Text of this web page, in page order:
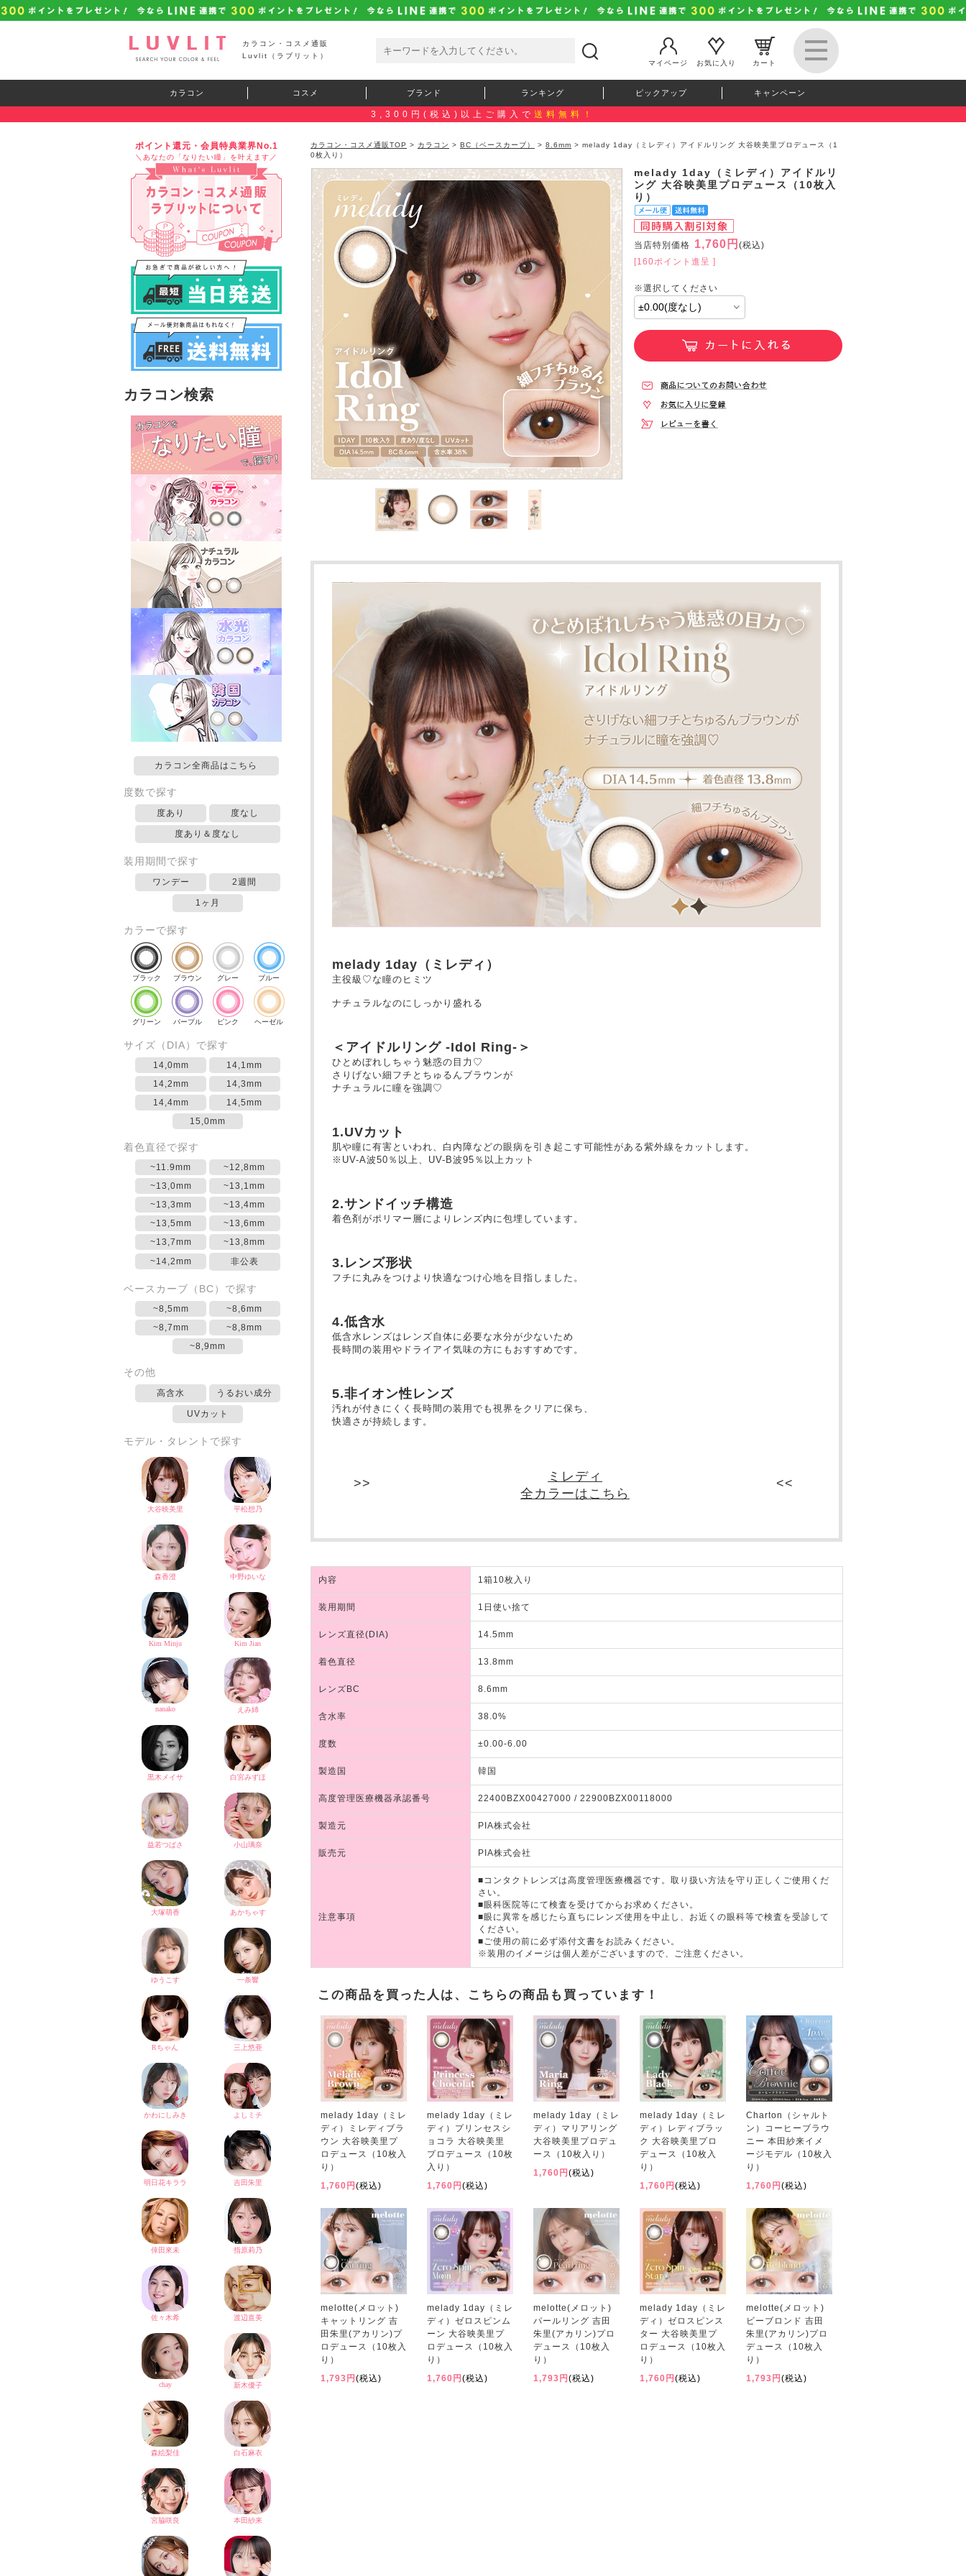
カラコン・コスメ通販
Luvlit（ラブリット）
マイページ
お気に入り カート
カラコン コスメ ブランド ランキング ピックアップ キャンペーン
3,300円(税込)以上ご購入で 送料無料！
ポイント還元・会員特典業界No.1
＼あなたの「なりたい瞳」を叶えます／
カラコン検索
カラコン全商品はこちら
度数で探す
度あり 度なし
度あり＆度なし
装用期間で探す
ワンデー 2週間
1ヶ月
カラーで探す
ブラック ブラウン グレー ブルー
グリーン パープル ピンク ヘーゼル
サイズ（DIA）で探す
14,0mm
14,1mm
14,2mm
14,3mm
14,4mm
14,5mm
15,0mm
着色直径で探す
~11.9mm
~12,8mm
~13,0mm
~13,1mm
~13,3mm
~13,4mm
~13,5mm
~13,6mm
~13,7mm
~13,8mm
~14,2mm
非公表
ベースカーブ（BC）で探す
~8,5mm
~8,6mm
~8,7mm
~8,8mm
~8,9mm
その他
高含水 うるおい成分
UVカット
モデル・タレントで探す
カラコン・コスメ通販TOP > カラコン > BC（ベースカーブ） > 8.6mm > melady 1day（ミレディ）アイドルリング 大谷映美里プロデュース（1
0枚入り）
melady 1day（ミレディ）アイドルリ
ング 大谷映美里プロデュース（10枚入
り）
当店特別価格 1,760円 (税込)
[160ポイント進呈 ]
melady 1day（ミレディ）
主役級♡な瞳のヒミツ
ナチュラルなのにしっかり盛れる
＜アイドルリング -Idol Ring-＞
ひとめぼれしちゃう魅惑の目力♡
さりげない細フチとちゅるんブラウンが
ナチュラルに瞳を強調♡
1.UVカット
肌や瞳に有害といわれ、白内障などの眼病を引き起こす可能性がある紫外線をカットします。
※UV-A波50％以上、UV-B波95％以上カット
2.サンドイッチ構造
着色剤がポリマー層によりレンズ内に包埋しています。
3.レンズ形状
フチに丸みをつけより快適なつけ心地を目指しました。
4.低含水
低含水レンズはレンズ自体に必要な水分が少ないため
長時間の装用やドライアイ気味の方にもおすすめです。
5.非イオン性レンズ
汚れが付きにくく長時間の装用でも視界をクリアに保ち、
快適さが持続します。
ミレディ
全カラーはこちら
内容 1箱10枚入り
装用期間 1日使い捨て
レンズ直径(DIA) 14.5mm
着色直径 13.8mm
レンズBC 8.6mm
含水率 38.0%
度数 ±0.00-6.00
製造国 韓国
高度管理医療機器承認番号 22400BZX00427000 / 22900BZX00118000
製造元 PIA株式会社
販売元 PIA株式会社
注意事項
■コンタクトレンズは高度管理医療機器です。取り扱い方法を守り正しくご使用くだ
さい。
■眼科医院等にて検査を受けてからお求めください。
■眼に異常を感じたら直ちにレンズ使用を中止し、お近くの眼科等で検査を受診して
ください。
■ご使用の前に必ず添付文書をお読みください。
※装用のイメージは個人差がございますので、ご注意ください。
この商品を買った人は、こちらの商品も買っています！
melady 1day（ミレ
ディ）ミレディブラ
ウン 大谷映美里プ
ロデュース（10枚入
り）
1,760円(税込)
melady 1day（ミレ
ディ）プリンセスシ
ョコラ 大谷映美里
プロデュース（10枚
入り）
1,760円(税込)
melady 1day（ミレ
ディ）マリアリング
大谷映美里プロデュ
ース（10枚入り）
1,760円(税込)
melady 1day（ミレ
ディ）レディブラッ
ク 大谷映美里プロ
デュース（10枚入
り）
1,760円(税込)
Charton（シャルト
ン）コーヒーブラウ
ニー 本田紗来イメ
ージモデル（10枚入
り）
1,760円(税込)
melotte(メロット)
キャットリング 吉
田朱里(アカリン)プ
ロデュース（10枚入
り）
1,793円(税込)
melady 1day（ミレ
ディ）ゼロスピンム
ーン 大谷映美里プ
ロデュース（10枚入
り）
1,760円(税込)
melotte(メロット)
パールリング 吉田
朱里(アカリン)プロ
デュース（10枚入
り）
1,793円(税込)
melady 1day（ミレ
ディ）ゼロスピンス
ター 大谷映美里プ
ロデュース（10枚入
り）
1,760円(税込)
melotte(メロット)
ビーブロンド 吉田
朱里(アカリン)プロ
デュース（10枚入
り）
1,793円(税込)